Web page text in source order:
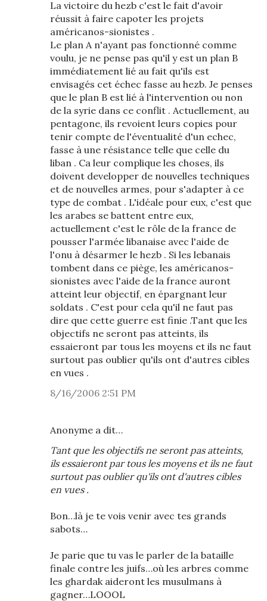
La victoire du hezb c'est le fait d'avoir
réussit à faire capoter les projets
américanos-sionistes .
Le plan A n'ayant pas fonctionné comme
voulu, je ne pense pas qu'il y est un plan B
immédiatement lié au fait qu'ils est
envisagés cet échec fasse au hezb. Je penses
que le plan B est lié à l'intervention ou non
de la syrie dans ce conflit . Actuellement, au
pentagone, ils revoient leurs copies pour
tenir compte de l'éventualité d'un echec,
fasse à une résistance telle que celle du
liban . Ca leur complique les choses, ils
doivent developper de nouvelles techniques
et de nouvelles armes, pour s'adapter à ce
type de combat . L'idéale pour eux, c'est que
les arabes se battent entre eux,
actuellement c'est le rôle de la france de
pousser l'armée libanaise avec l'aide de
l'onu à désarmer le hezb . Si les lebanais
tombent dans ce piège, les américanos-
sionistes avec l'aide de la france auront
atteint leur objectif, en épargnant leur
soldats . C'est pour cela qu'il ne faut pas
dire que cette guerre est finie .Tant que les
objectifs ne seront pas atteints, ils
essaieront par tous les moyens et ils ne faut
surtout pas oublier qu'ils ont d'autres cibles
en vues .
8/16/2006 2:51 PM
Anonyme a dit…
Tant que les objectifs ne seront pas atteints,
ils essaieront par tous les moyens et ils ne faut
surtout pas oublier qu'ils ont d'autres cibles
en vues .
Bon…là je te vois venir avec tes grands
sabots…
Je parie que tu vas le parler de la bataille
finale contre les juifs…où les arbres comme
les ghardak aideront les musulmans à
gagner…LOOOL